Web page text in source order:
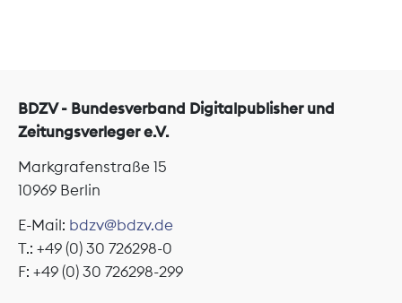
BDZV - Bundesverband Digitalpublisher und
Zeitungsverleger e.V.
Markgrafenstraße 15
10969 Berlin
E-Mail: bdzv@bdzv.de
T.: +49 (0) 30 726298-0
F: +49 (0) 30 726298-299